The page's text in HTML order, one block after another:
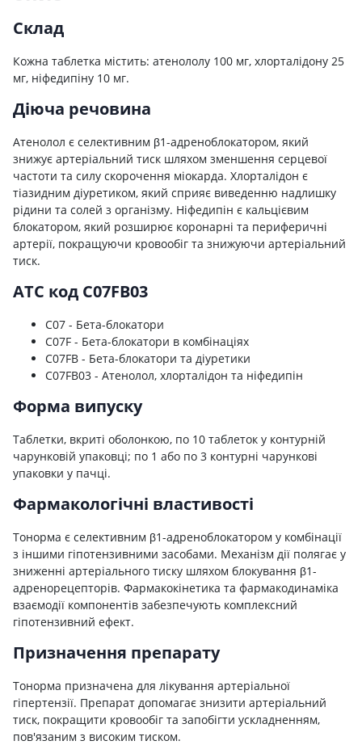
Склад
Кожна таблетка містить: атенололу 100 мг, хлорталідону 25
мг, ніфедипіну 10 мг.
Діюча речовина
Атенолол є селективним β1-адреноблокатором, який
знижує артеріальний тиск шляхом зменшення серцевої
частоти та силу скорочення міокарда. Хлорталідон є
тіазидним діуретиком, який сприяє виведенню надлишку
рідини та солей з організму. Ніфедипін є кальцієвим
блокатором, який розширює коронарні та периферичні
артерії, покращуючи кровообіг та знижуючи артеріальний
тиск.
ATC код C07FB03
C07 - Бета-блокатори
C07F - Бета-блокатори в комбінаціях
C07FB - Бета-блокатори та діуретики
C07FB03 - Атенолол, хлорталідон та ніфедипін
Форма випуску
Таблетки, вкриті оболонкою, по 10 таблеток у контурній
чарунковій упаковці; по 1 або по 3 контурні чарункові
упаковки у пачці.
Фармакологічні властивості
Тонорма є селективним β1-адреноблокатором у комбінації
з іншими гіпотензивними засобами. Механізм дії полягає у
зниженні артеріального тиску шляхом блокування β1-
адренорецепторів. Фармакокінетика та фармакодинаміка
взаємодії компонентів забезпечують комплексний
гіпотензивний ефект.
Призначення препарату
Тонорма призначена для лікування артеріальної
гіпертензії. Препарат допомагає знизити артеріальний
тиск, покращити кровообіг та запобігти ускладненням,
пов'язаним з високим тиском.